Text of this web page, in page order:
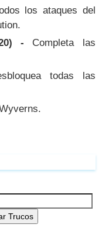
los ataques del
- Completa las
todas las
Trucos